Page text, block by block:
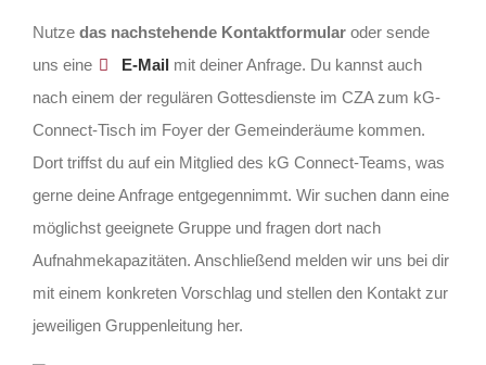
Nutze das nachstehende Kontaktformular oder sende
uns eine
E-Mail mit deiner Anfrage. Du kannst auch
nach einem der regulären Gottesdienste im CZA zum kG-
Connect-Tisch im Foyer der Gemeinderäume kommen.
Dort triffst du auf ein Mitglied des kG Connect-Teams, was
gerne deine Anfrage entgegennimmt. Wir suchen dann eine
möglichst geeignete Gruppe und fragen dort nach
Aufnahmekapazitäten. Anschließend melden wir uns bei dir
mit einem konkreten Vorschlag und stellen den Kontakt zur
jeweiligen Gruppenleitung her.